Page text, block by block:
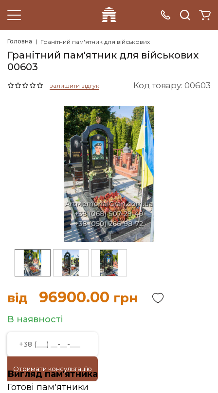
Головна Гранітний пам'ятник для військових
Гранітний пам'ятник для військових
00603
залишити відгук Код товару: 00603
від 96900.00 грн
В наявності
Отримати консультацію
Вигляд пам'ятника
Готові пам'ятники